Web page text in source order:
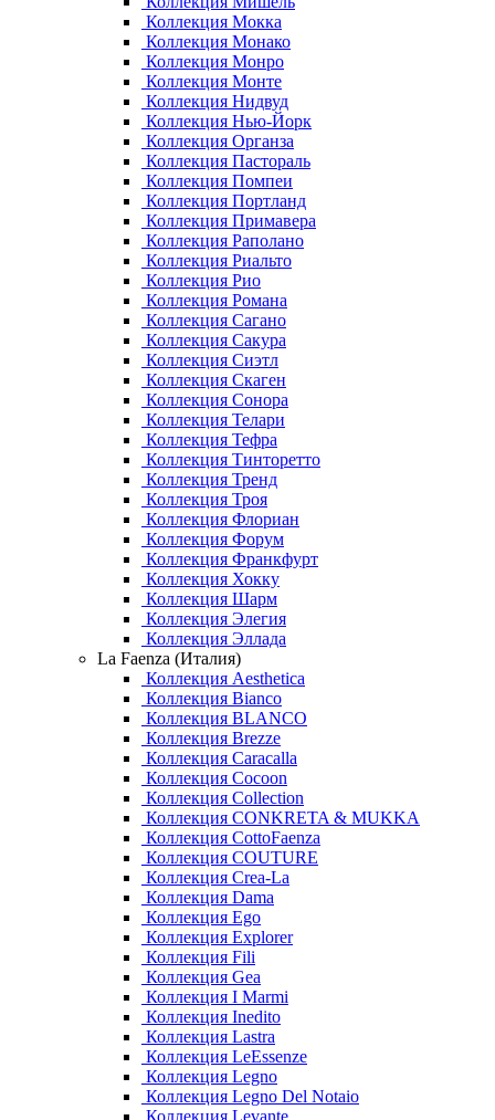
Коллекция Мокка
Коллекция Монако
Коллекция Монро
Коллекция Монте
Коллекция Нидвуд
Коллекция Нью-Йорк
Коллекция Органза
Коллекция Пастораль
Коллекция Помпеи
Коллекция Портланд
Коллекция Примавера
Коллекция Раполано
Коллекция Риальто
Коллекция Рио
Коллекция Романа
Коллекция Сагано
Коллекция Сакура
Коллекция Сиэтл
Коллекция Скаген
Коллекция Сонора
Коллекция Телари
Коллекция Тефра
Коллекция Тинторетто
Коллекция Тренд
Коллекция Троя
Коллекция Флориан
Коллекция Форум
Коллекция Франкфурт
Коллекция Хокку
Коллекция Шарм
Коллекция Элегия
Коллекция Эллада
La Faenza (Италия)
Коллекция Aesthetica
Коллекция Bianco
Коллекция BLANCO
Коллекция Brezze
Коллекция Caracalla
Коллекция Cocoon
Коллекция Collection
Коллекция CONKRETA & MUKKA
Коллекция CottoFaenza
Коллекция COUTURE
Коллекция Crea-La
Коллекция Dama
Коллекция Ego
Коллекция Explorer
Коллекция Fili
Коллекция Gea
Коллекция I Marmi
Коллекция Inedito
Коллекция Lastra
Коллекция LeEssenze
Коллекция Legno
Коллекция Legno Del Notaio
Коллекция Levante